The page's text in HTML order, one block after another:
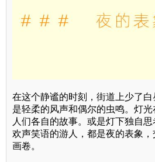
在这个静谧的时刻，街道上少了
是轻柔的风声和偶尔的虫鸣。灯
人们各自的故事。或是灯下独自
欢声笑语的游人，都是夜的表象
画卷。